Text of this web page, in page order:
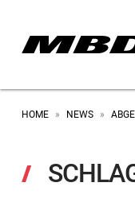
HOME » NEWS »